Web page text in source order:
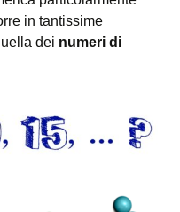
in tantissime
dei numeri di